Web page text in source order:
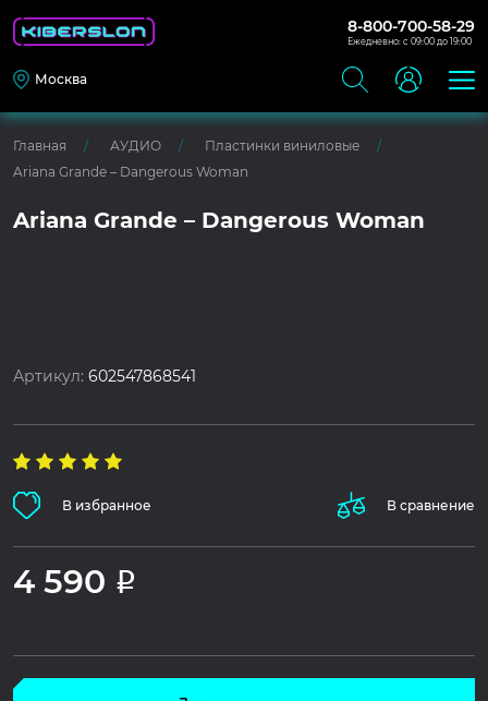
8-800-700-58-29
Ежедневно: с 09:00 до 19:00
Москва
Главная АУДИО
Пластинки виниловые
Ariana Grande – Dangerous Woman
Ariana Grande – Dangerous Woman
Артикул:602547868541
В избранное В сравнение
4 590 Р